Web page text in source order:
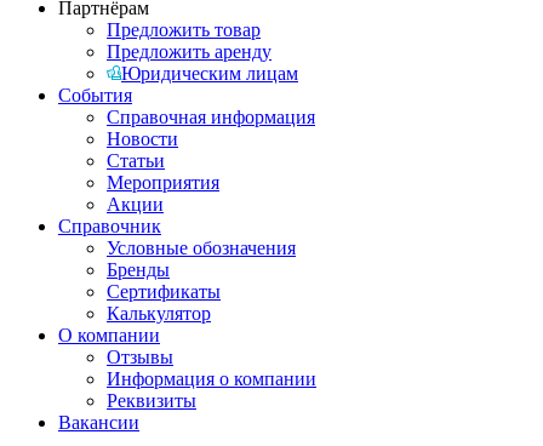
Партнёрам
Предложить товар
Предложить аренду
Юридическим лицам
События
Справочная информация
Новости
Статьи
Мероприятия
Акции
Справочник
Условные обозначения
Бренды
Сертификаты
Калькулятор
О компании
Отзывы
Информация о компании
Реквизиты
Вакансии